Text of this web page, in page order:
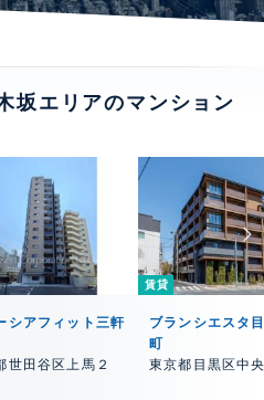
坂エリアのマンション
シアフィット三軒
世田谷区上馬２
賃貸
ブランシエスタ
町
東京都目黒区中